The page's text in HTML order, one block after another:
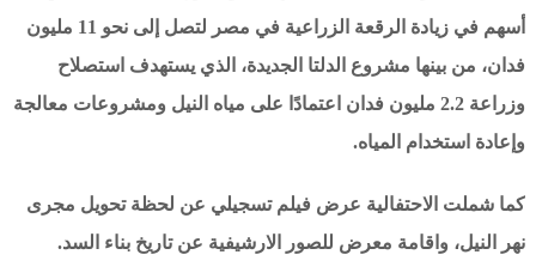
أسهم في زيادة الرقعة الزراعية في مصر لتصل إلى نحو 11 مليون
فدان، من بينها مشروع الدلتا الجديدة، الذي يستهدف استصلاح
وزراعة 2.2 مليون فدان اعتمادًا على مياه النيل ومشروعات معالجة
وإعادة استخدام المياه.
كما شملت الاحتفالية عرض فيلم تسجيلي عن لحظة تحويل مجرى
نهر النيل، واقامة معرض للصور الارشيفية عن تاريخ بناء السد.